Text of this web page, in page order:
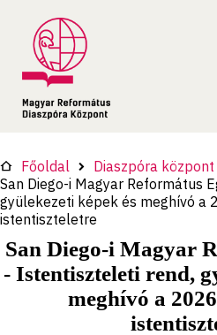
Főoldal
Diaszpóra
San Diego-i Magyar Református
gyülekezeti képek és meghívó a
istentiszteletre
San Diego-i Magyar
- Istentiszteleti rend,
meghívó a